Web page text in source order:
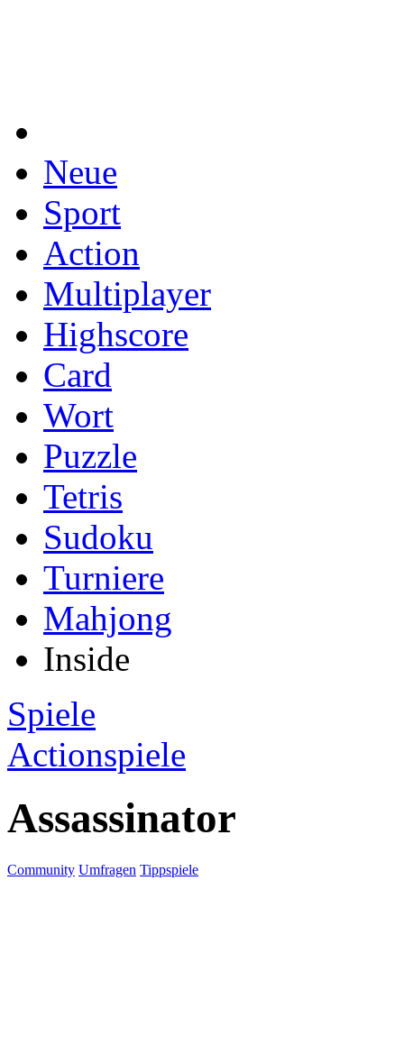
Neue
Sport
Action
Multiplayer
Highscore
Card
Wort
Puzzle
Tetris
Sudoku
Turniere
Mahjong
Inside
Spiele
Actionspiele
Assassinator
Community Umfragen Tippspiele